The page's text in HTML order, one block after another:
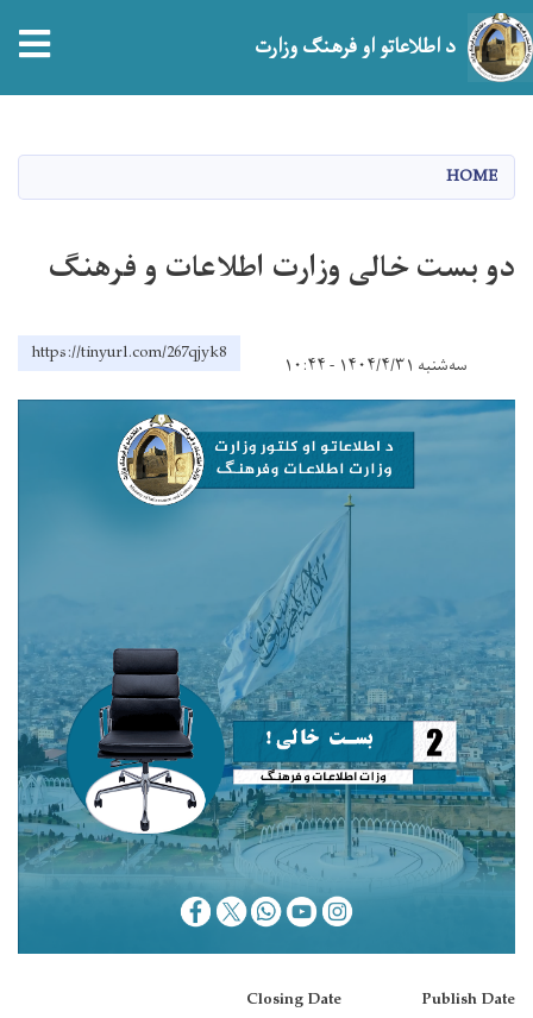
د اطلاعاتو او فرهنګ وزارت
HOME
دو بست خالی وزارت اطلاعات و فرهنگ
سه‌شنبه ۱۴۰۴/۴/۳۱ - ۱۰:۴۴ https://tinyurl.com/267qjyk8
Publish Date
Closing Date